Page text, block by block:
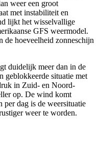
weer een groot
met instabiliteit en
lijkt het wisselvallige
GFS weermodel.
de hoeveelheid zonneschijn
duidelijk meer dan in de
geblokkeerde situatie met
in Zuid- en Noord-
op. De wind komt
per dag is de weersituatie
weer te worden.